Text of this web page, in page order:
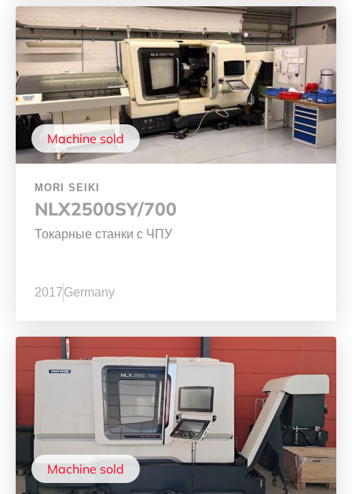
Machine sold
MORI SEIKI
NLX2500SY/700
Токарные станки с ЧПУ
2017Germany
Machine sold